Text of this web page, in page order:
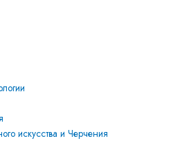
искусства и Черчения